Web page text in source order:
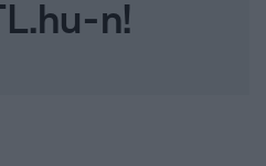
n!